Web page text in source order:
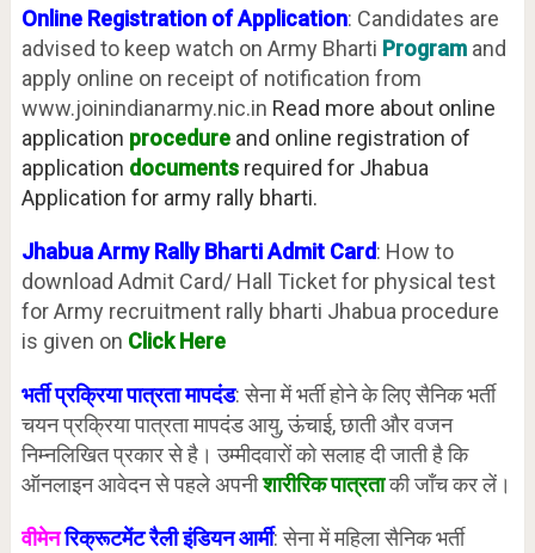
Online Registration of Application: Candidates are
advised to keep watch on Army Bharti Programand
apply online on receipt of notification from
www.joinindianarmy.nic.in Read more about online
application procedure and online registration of
application documentsrequired for Jhabua
Application for army rally bharti.
Jhabua Army Rally Bharti Admit Card: How to
download Admit Card/ Hall Ticket for physical test
for Army recruitment rally bharti Jhabua procedure
is given on Click Here
भर्ती प्रक्रिया पात्रता मापदंड: सेना में भर्ती होने के लिए सैनिक भर्ती
चयन प्रक्रिया पात्रता मापदंड आयु, ऊंचाई, छाती और वजन
निम्नलिखित प्रकार से है। उम्मीदवारों को सलाह दी जाती है कि
ऑनलाइन आवेदन से पहले अपनीशारीरिक पात्रताकी जाँच कर लें।
वीमेनरिक्रूटमेंट रैली इंडियन आर्मी: सेना में महिला सैनिक भर्ती